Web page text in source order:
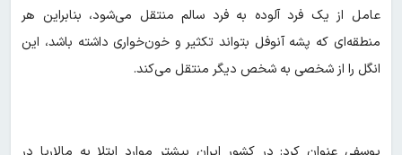
عامل از یک فرد آلوده به فرد سالم منتقل می‌شود، بنابراین هر
منطقه‌ای که پشه آنوفل بتواند تکثیر و خون‌خواری داشته باشد، این
انگل را از شخصی به شخص دیگر منتقل می‌کند.